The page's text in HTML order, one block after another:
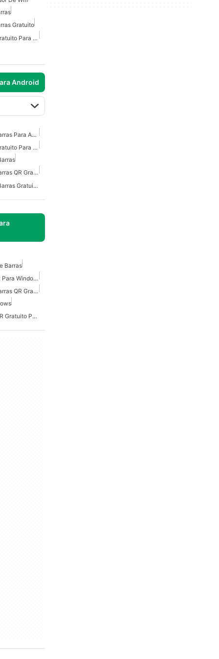
Gratuito
Escáner De Código QR Gratuito Para Android
Android
Escáner De Código De Barras Para Android
Escáner De Código QR Gratuito Para Android
Escáner De Código De Barras QR Gratuito Para Android
Escáner De Códigos De Barras Gratuito Para Android
Barras
Generador De Código QR Para Windows
Escáner De Código De Barras QR Gratuito Para Windows
Generador De Códigos QR Gratuito Para Windows